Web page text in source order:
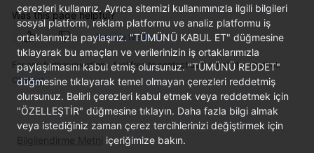
Reference
SDK
Reference
FAQs
Glossary
Was this page helpful?
Provide feedback
For any further questions, feel free to contact us through the chatbot.
Chatbot
çerezleri kullanırız. Ayrıca sitemizi kullanımınızla ilgili bilgileri
sosyal platform, reklam platformu ve analiz platformu iş
ortaklarımızla paylaşırız. "TÜMÜNÜ KABUL ET" düğmesine
tıklayarak bu amaçları ve verilerinizin iş ortaklarımızla
paylaşılmasını kabul etmiş olursunuz. "TÜMÜNÜ REDDET"
düğmesine tıklayarak temel olmayan çerezleri reddetmiş
olursunuz. Belirli çerezleri kabul etmek veya reddetmek için
"ÖZELLEŞTİR" düğmesine tıklayın. Daha fazla bilgi almak
veya istediğiniz zaman çerez tercihlerinizi değiştirmek için
Bilgilendirme Metni içeriğimize bakın.